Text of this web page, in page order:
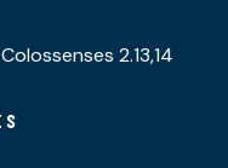
Colossenses 2.13,14